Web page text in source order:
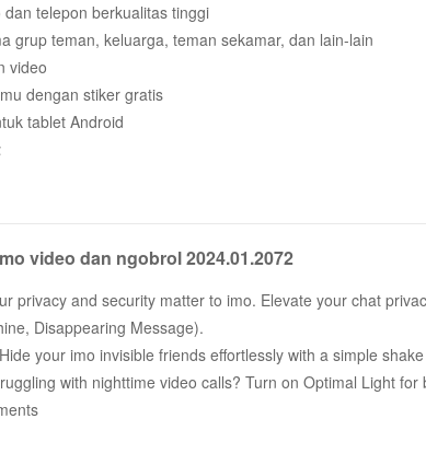
dan telepon berkualitas tinggi
grup teman, keluarga, teman sekamar, dan lain-lain
video
dengan stiker gratis
tablet Android
dengan Cepat:
Anda:
obrolan grup atau Zona imo untuk menemukan orang-
sumber daya terbaru dari imo.
Grup Besar imo, Zona imo, imo Story, teman sekitar,
Semua Jaringan:
video dan ngobrol 2024.01.2072
privacy and security matter to imo. Elevate your chat
Disappearing Message).
your imo invisible friends effortlessly with a simple
with nighttime video calls? Turn on Optimal Light for